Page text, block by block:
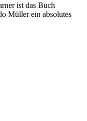
ist das Buch
Müller ein absolutes